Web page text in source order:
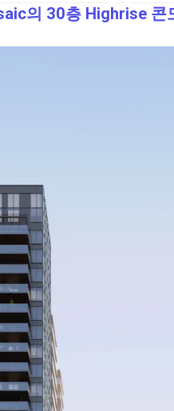
의 30층 Highrise 콘